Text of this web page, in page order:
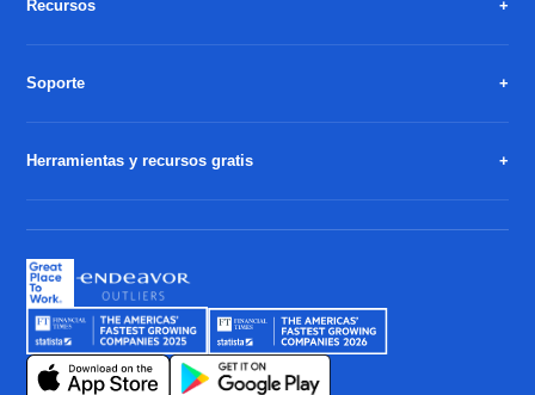
Recursos
Soporte
Herramientas y recursos gratis